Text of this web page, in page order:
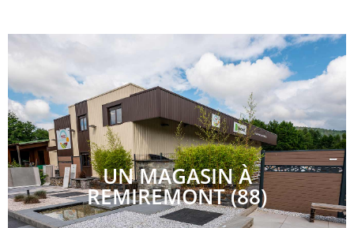
UN MAGASIN À
REMIREMONT (88)